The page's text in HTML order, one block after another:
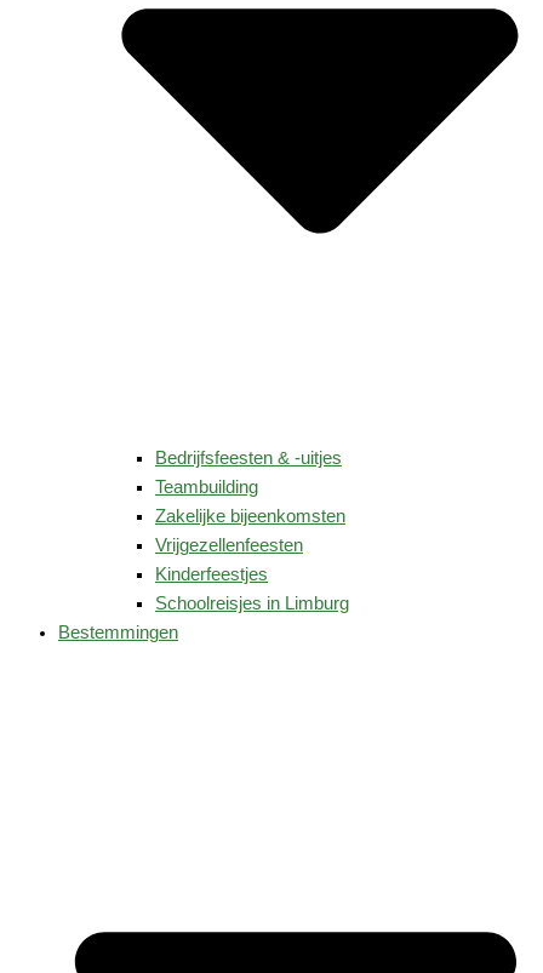
Bedrijfsfeesten & -uitjes
Teambuilding
Zakelijke bijeenkomsten
Vrijgezellenfeesten
Kinderfeestjes
Schoolreisjes in Limburg
Bestemmingen